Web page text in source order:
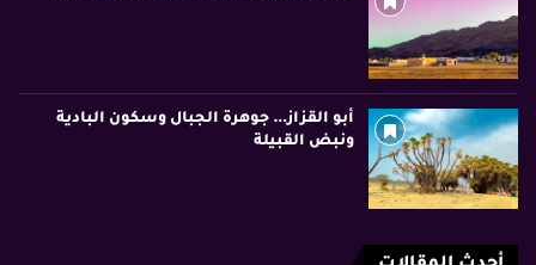
أبو القزاز… جوهرة الجبال وسكون البادية
ونبض القبيلة